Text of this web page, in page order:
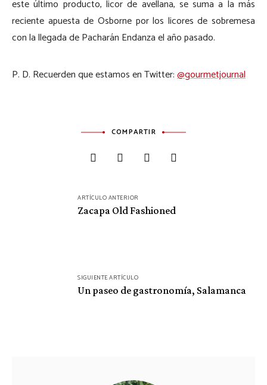
este último producto, licor de avellana, se suma a la más
reciente apuesta de Osborne por los licores de sobremesa
con la llegada de Pacharán Endanza el año pasado.
P. D. Recuerden que estamos en Twitter:@gourmetjournal
COMPARTIR
ARTÍCULO ANTERIOR
Zacapa Old Fashioned
SIGUIENTE ARTÍCULO
Un paseo de gastronomía, Salamanca